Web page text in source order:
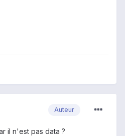
Auteur
il n'est pas data ?